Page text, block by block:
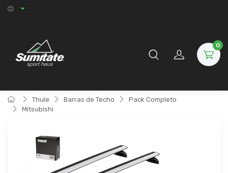
0
Thule Barras de Techo
Pack Completo
Mitsubishi